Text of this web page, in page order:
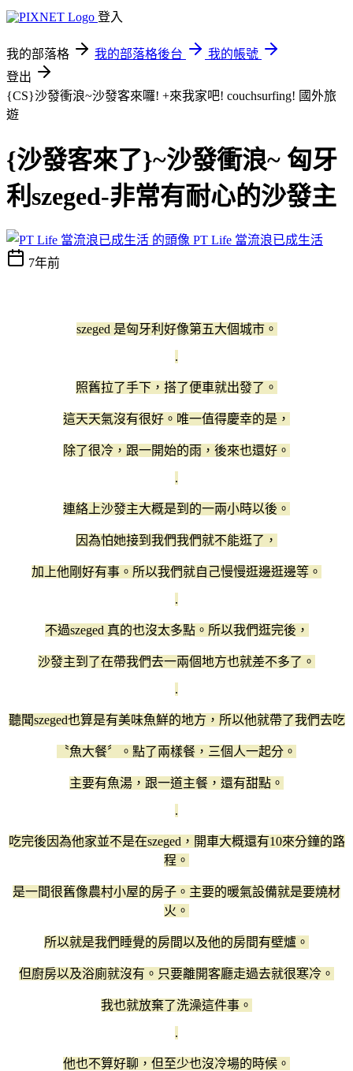
登入
我的部落格 我的部落格後台
我的帳號
登出
{CS}沙發衝浪~沙發客來囉! +來我家吧! couchsurfing! 國外旅
遊
{沙發客來了}~沙發衝浪~ 匈牙
利szeged-非常有耐心的沙發主
PT Life 當流浪已成生活
7年前
szeged 是匈牙利好像第五大個城市。
.
照舊拉了手下，搭了便車就出發了。
這天天氣沒有很好。唯一值得慶幸的是，
除了很冷，跟一開始的雨，後來也還好。
.
連絡上沙發主大概是到的一兩小時以後。
因為怕她接到我們我們就不能逛了，
加上他剛好有事。所以我們就自己慢慢逛邊逛邊等。
.
不過szeged 真的也沒太多點。所以我們逛完後，
沙發主到了在帶我們去一兩個地方也就差不多了。
.
聽聞szeged也算是有美味魚鮮的地方，所以他就帶了我們去吃
〝魚大餐〞。點了兩樣餐，三個人一起分。
主要有魚湯，跟一道主餐，還有甜點。
.
吃完後因為他家並不是在szeged，開車大概還有10來分鐘的路
程。
是一間很舊像農村小屋的房子。主要的暖氣設備就是要燒材
火。
所以就是我們睡覺的房間以及他的房間有壁爐。
但廚房以及浴廁就沒有。只要離開客廳走過去就很寒冷。
我也就放棄了洗澡這件事。
.
他也不算好聊，但至少也沒冷場的時候。